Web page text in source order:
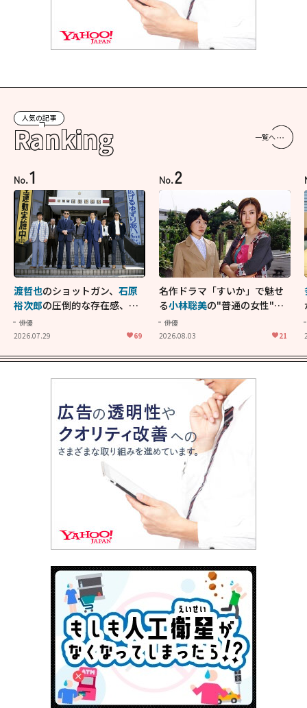
人気の記事
Ranking 一覧へ
No.1
渡哲也のショットガン、 石原
裕次郎の圧倒的な存在感、 舘
ひろし
ン！"大門軍団"のカッコよさ
II」
俳優
2026.07.29
69
No.2
名作ドラマ「すいか」で魅せ
る小林聡美の"普通の女性"が
大人に刺さる...映画「かもめ
食堂」にも通じる静かな芝居
俳優
2026.08.03
21